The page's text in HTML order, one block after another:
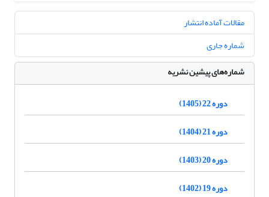
مقالات آماده انتشار
شماره جاری
شماره‌های پیشین نشریه
دوره 22 (1405)
دوره 21 (1404)
دوره 20 (1403)
دوره 19 (1402)